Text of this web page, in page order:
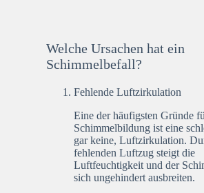
Welche Ursachen hat ein
Schimmelbefall?
Fehlende Luftzirkulation
Eine der häufigsten Gründe
Schimmelbildung ist eine
gar keine, Luftzirkulation.
fehlenden Luftzug steigt die
Luftfeuchtigkeit und der
sich ungehindert ausbreiten.